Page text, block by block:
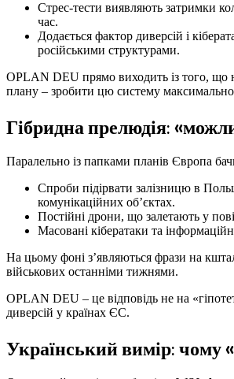
Стрес-тести виявляють затримки
час.
Додається фактор диверсій і
російськими структурами.
OPLAN DEU прямо виходить із того, що
плану – зробити цю систему
Гібридна прелюдія:
Паралельно із папками планів Європа
Спроби підірвати залізницю в
комунікаційних об’єктах.
Постійні дрони, що залетають у
Масовані кібератаки та
На цьому фоні з’являються фрази на
військових останніми тижнями.
OPLAN DEU – це відповідь не на
диверсій у країнах ЄС.
Український вимір: чому